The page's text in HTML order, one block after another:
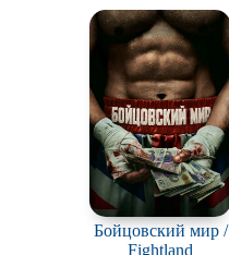
Бойцовский мир /
Fightland